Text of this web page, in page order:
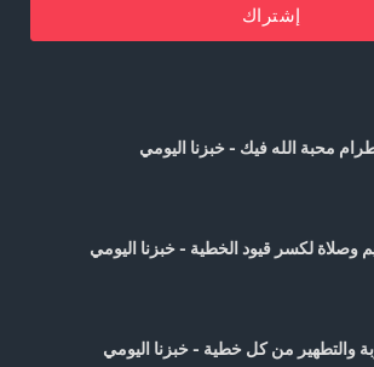
إشتراك
محبة الله فيك - خبزنا اليومي
وصلاة لكسر قيود الخطية - خبزنا اليومي
والتطهير من كل خطية - خبزنا اليومي